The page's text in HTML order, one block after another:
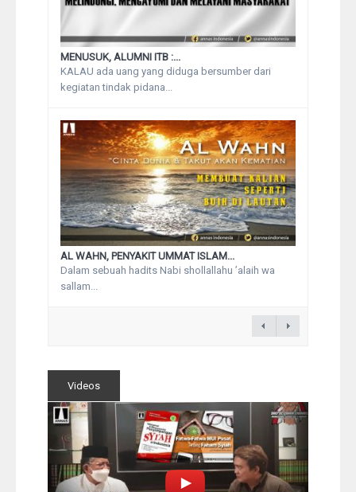
MENUSUK, ALUMNI ITB :...
KALAU ada uang yang diduga bersumber dari
kegiatan tindak pidana...
AL WAHN, PENYAKIT UMMAT ISLAM...
Dalam sebuah hadits Nabi shollallahu ’alaih wa
sallam...
Videos